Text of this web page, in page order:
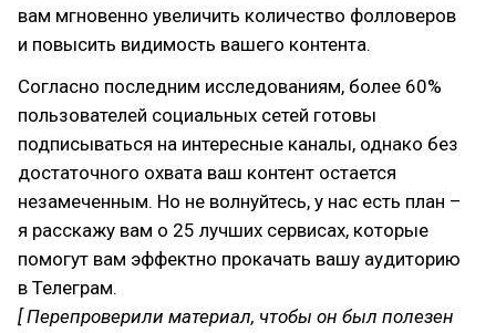
вам мгновенно увеличить количество фолловеров
и повысить видимость вашего контента.
Согласно последним исследованиям, более 60%
пользователей социальных сетей готовы
подписываться на интересные каналы, однако без
достаточного охвата ваш контент остается
незамеченным. Но не волнуйтесь, у нас есть план –
я расскажу вам о 25 лучших сервисах, которые
помогут вам эффектно прокачать вашу аудиторию
в Телеграм.
[ Перепроверили материал, чтобы он был полезен